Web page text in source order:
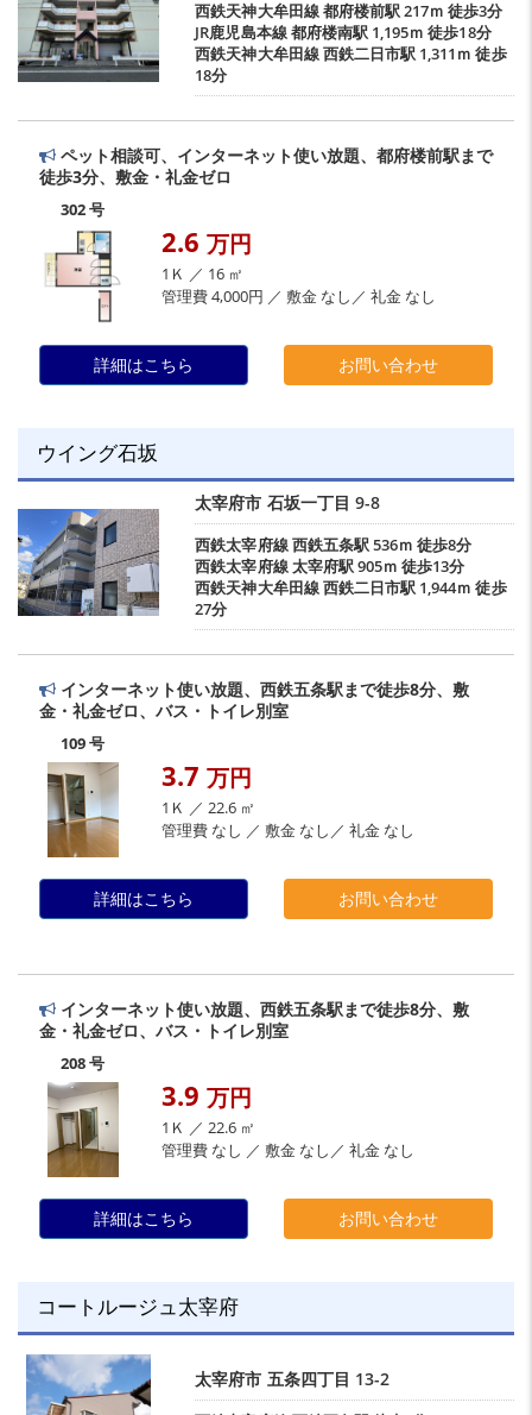
西鉄天神大牟田線都府楼前駅217ｍ 徒歩3分
JR鹿児島本線都府楼南駅1,195ｍ 徒歩18分
西鉄天神大牟田線西鉄二日市駅 1,311ｍ 徒歩
18分
ペット相談可、インターネット使い放題、都府楼前駅まで
徒歩3分、敷金・礼金ゼロ
302 号
2.6 万円
1Ｋ ／ 16 ㎡
管理費 4,000円 ／ 敷金 なし／ 礼金 なし
詳細はこちら お問い合わせ
ウイング石坂
太宰府市 石坂一丁目 9-8
西鉄太宰府線西鉄五条駅536ｍ 徒歩8分
西鉄太宰府線太宰府駅905ｍ 徒歩13分
西鉄天神大牟田線西鉄二日市駅 1,944ｍ 徒歩
27分
インターネット使い放題、西鉄五条駅まで徒歩8分、敷
金・礼金ゼロ、バス・トイレ別室
109 号
3.7 万円
1Ｋ ／ 22.6 ㎡
管理費 なし ／ 敷金 なし／ 礼金 なし
詳細はこちら お問い合わせ
インターネット使い放題、西鉄五条駅まで徒歩8分、敷
金・礼金ゼロ、バス・トイレ別室
208 号
3.9 万円
1Ｋ ／ 22.6 ㎡
管理費 なし ／ 敷金 なし／ 礼金 なし
詳細はこちら お問い合わせ
コートルージュ太宰府
太宰府市 五条四丁目 13-2